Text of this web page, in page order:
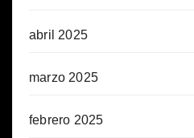
abril 2025
marzo 2025
febrero 2025